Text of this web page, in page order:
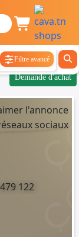
Filtre avancé
Demande d'achat